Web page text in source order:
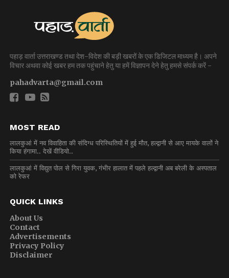
पहाड़ वार्ता उत्तराखण्ड तथा देश-विदेश की बड़ी खबरों के एक डिजिटल माध्यम है। अपने
विचार अथवा कोई खबर हम तक पहुंचाने हेतु या हमें विज्ञापन देने हेतु हमसे संपर्क करें -
pahadvarta@gmail.com
MOST READ
लालकुआं में नव विवाहिता की संदिग्ध परिस्थितियों में हुई मौत, हल्द्वानी से आए मायके वालों ने
किया हंगामा.. देखें वीडियो..
लालकुआं में विद्युत पोल से गिरा युवक, गंभीर हालात में पहले हल्द्वानी अब बरेली के अस्पताल
को रेफर
QUICK LINKS
About Us
Contact
Advertisements
Privacy Policy
Disclaimer